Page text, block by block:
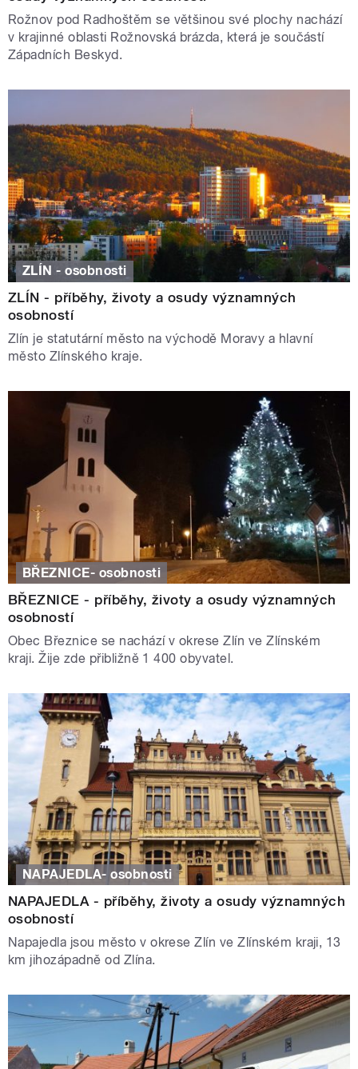
Rožnov pod Radhoštěm se většinou své plochy nachází
v krajinné oblasti Rožnovská brázda, která je součástí
Západních Beskyd.
ZLÍN - osobnosti
ZLÍN - příběhy, životy a osudy významných
osobností
Zlín je statutární město na východě Moravy a hlavní
město Zlínského kraje.
BŘEZNICE- osobnosti
BŘEZNICE - příběhy, životy a osudy významných
osobností
Obec Březnice se nachází v okrese Zlín ve Zlínském
kraji. Žije zde přibližně 1 400 obyvatel.
NAPAJEDLA- osobnosti
NAPAJEDLA - příběhy, životy a osudy významných
osobností
Napajedla jsou město v okrese Zlín ve Zlínském kraji, 13
km jihozápadně od Zlína.